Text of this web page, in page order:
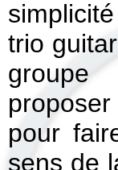
trio
groupe
pour
sens de